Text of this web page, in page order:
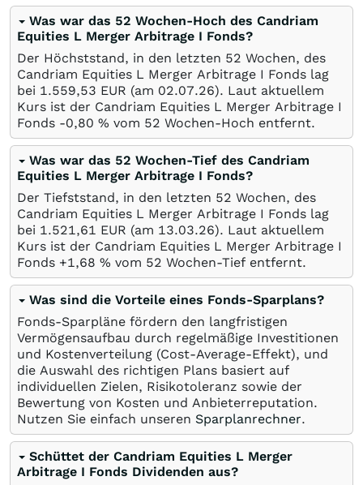
Was war das 52 Wochen-Hoch des Candriam
Equities L Merger Arbitrage I Fonds?
Der Höchststand, in den letzten 52 Wochen, des
Candriam Equities L Merger Arbitrage I Fonds lag
bei 1.559,53 EUR (am 02.07.26). Laut aktuellem
Kurs ist der Candriam Equities L Merger Arbitrage I
Fonds -0,80 % vom 52 Wochen-Hoch entfernt.
Was war das 52 Wochen-Tief des Candriam
Equities L Merger Arbitrage I Fonds?
Der Tiefststand, in den letzten 52 Wochen, des
Candriam Equities L Merger Arbitrage I Fonds lag
bei 1.521,61 EUR (am 13.03.26). Laut aktuellem
Kurs ist der Candriam Equities L Merger Arbitrage I
Fonds +1,68 % vom 52 Wochen-Tief entfernt.
Was sind die Vorteile eines Fonds-Sparplans?
Fonds-Sparpläne fördern den langfristigen
Vermögensaufbau durch regelmäßige Investitionen
und Kostenverteilung (Cost-Average-Effekt), und
die Auswahl des richtigen Plans basiert auf
individuellen Zielen, Risikotoleranz sowie der
Bewertung von Kosten und Anbieterreputation.
Nutzen Sie einfach unseren Sparplanrechner.
Schüttet der Candriam Equities L Merger
Arbitrage I Fonds Dividenden aus?